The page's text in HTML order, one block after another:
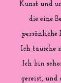
Kunst und
die eine
Ich tausche
Ich bin
gereist, und